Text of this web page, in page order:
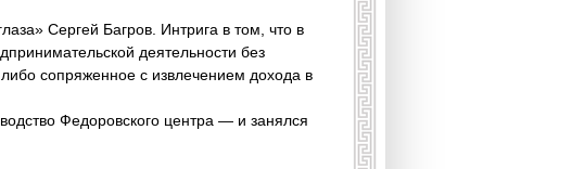
Сергей Багров. Интрига в том, что в
деятельности без
сопряженное с извлече­нием дохода в
Федоровского центра — и занялся